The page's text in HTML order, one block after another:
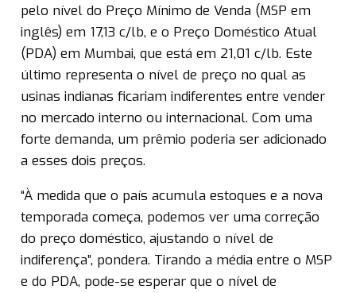
pelo nível do Preço Mínimo de Venda (MSP em
inglês) em 17,13 c/lb, e o Preço Doméstico Atual
(PDA) em Mumbai, que está em 21,01 c/lb. Este
último representa o nível de preço no qual as
usinas indianas ficariam indiferentes entre vender
no mercado interno ou internacional. Com uma
forte demanda, um prêmio poderia ser adicionado
a esses dois preços.
“À medida que o país acumula estoques e a nova
temporada começa, podemos ver uma correção
do preço doméstico, ajustando o nível de
indiferença”, pondera. Tirando a média entre o MSP
e do PDA, pode-se esperar que o nível de